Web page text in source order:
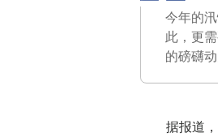
今年的
此，更
的磅礴动
据报道，7